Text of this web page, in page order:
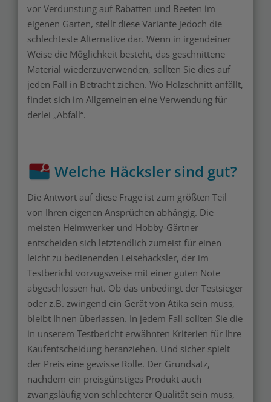
vor Verdunstung auf Rabatten und Beeten im
eigenen Garten, stellt diese Variante jedoch die
schlechteste Alternative dar. Wenn in irgendeiner
Weise die Möglichkeit besteht, das geschnittene
Material wiederzuverwenden, sollten Sie dies auf
jeden Fall in Betracht ziehen. Wo Holzschnitt anfällt,
findet sich im Allgemeinen eine Verwendung für
derlei „Abfall“.
Welche Häcksler sind gut?
Die Antwort auf diese Frage ist zum größten Teil
von Ihren eigenen Ansprüchen abhängig. Die
meisten Heimwerker und Hobby-Gärtner
entscheiden sich letztendlich zumeist für einen
leicht zu bedienenden Leisehäcksler, der im
Testbericht vorzugsweise mit einer guten Note
abgeschlossen hat. Ob das unbedingt der Testsieger
oder z.B. zwingend ein Gerät von Atika sein muss,
bleibt Ihnen überlassen. In jedem Fall sollten Sie die
in unserem Testbericht erwähnten Kriterien für Ihre
Kaufentscheidung heranziehen. Und sicher spielt
der Preis eine gewisse Rolle. Der Grundsatz,
nachdem ein preisgünstiges Produkt auch
zwangsläufig von schlechterer Qualität sein muss,